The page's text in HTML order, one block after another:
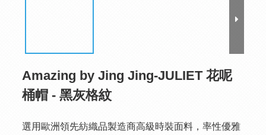
Amazing by Jing Jing-JULIET 花呢
桶帽 - 黑灰格紋
選用歐洲領先紡織品製造商高級時裝面料，率性優雅